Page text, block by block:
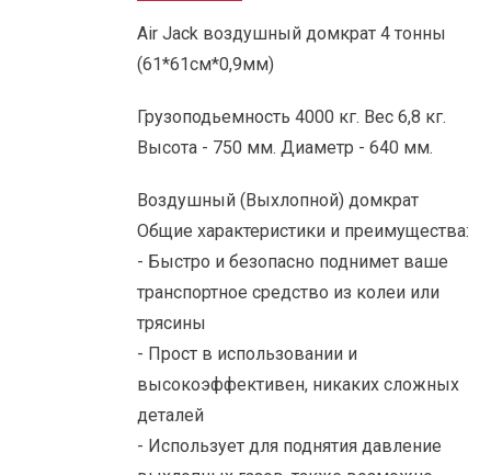
Air Jack воздушный домкрат 4 тонны
(61*61см*0,9мм)
Грузоподьемность 4000 кг. Вес 6,8 кг.
Высотa - 750 мм. Диaметр - 640 мм.
Воздушный (Выхлопной) домкрат
Общие характеристики и преимущества:
- Быстро и безопасно поднимет ваше
транспортное средство из колеи или
трясины
- Прост в использовании и
высокоэффективен, никаких сложных
деталей
- Использует для поднятия давление